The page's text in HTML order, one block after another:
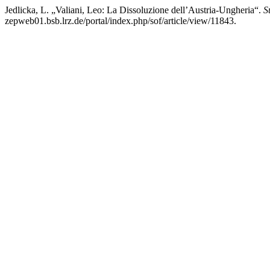
Jedlicka, L. „Valiani, Leo: La Dissoluzione dell’Austria-Ungheria“.
zepweb01.bsb.lrz.de/portal/index.php/sof/article/view/11843.